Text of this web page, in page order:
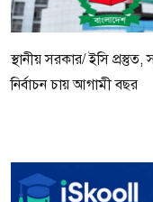
স্থানীয় সরকার/ ইসি প্রস্তুত,
নির্বাচন চায় আগামী বছর